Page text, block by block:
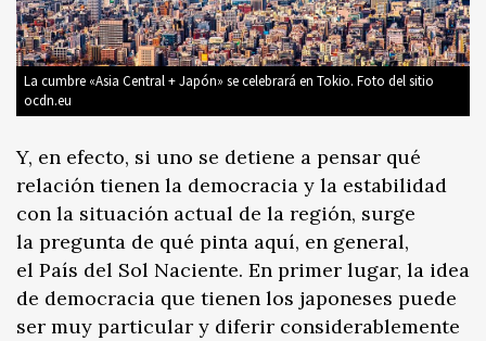
La cumbre «Asia Central + Japón» se celebrará en Tokio. Foto del sitio
ocdn.eu
Y, en efecto, si uno se detiene a pensar qué
relación tienen la democracia y la estabilidad
con la situación actual de la región, surge
la pregunta de qué pinta aquí, en general,
el País del Sol Naciente. En primer lugar, la idea
de democracia que tienen los japoneses puede
ser muy particular y diferir considerablemente